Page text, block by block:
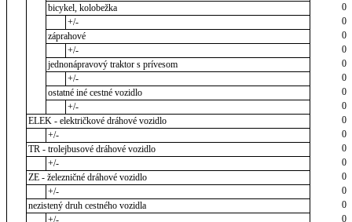
bicykel, kolobežka
0
+/-
0
záprahové
0
+/-
0
jednonápravový traktor s prívesom
0
+/-
0
ostatné iné cestné vozidlo
0
+/-
0
ELEK - električkové dráhové vozidlo
0
+/-
0
TR - trolejbusové dráhové vozidlo
0
+/-
0
ZE - železničné dráhové vozidlo
0
+/-
0
nezistený druh cestného vozidla
0
+/-
0